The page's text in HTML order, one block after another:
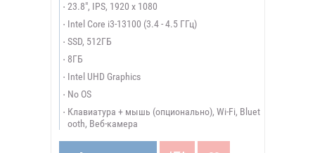
23.8", IPS, 1920 x 1080
Intel Core i3-13100 (3.4 - 4.5 ГГц)
SSD, 512ГБ
8ГБ
Intel UHD Graphics
No OS
Клавиатура + мышь (опционально), Wi-Fi, Bluet
ooth, Веб-камера